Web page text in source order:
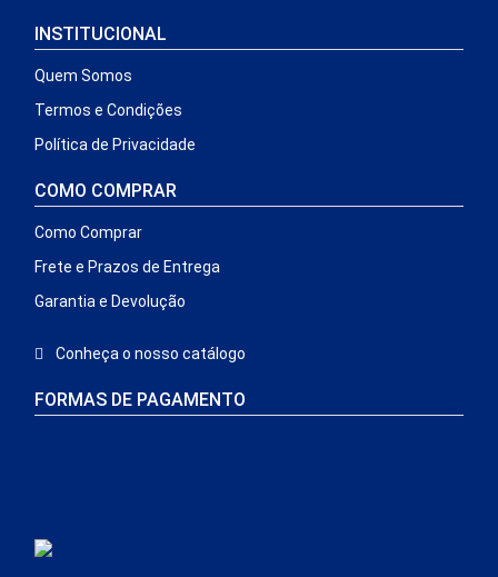
INSTITUCIONAL
Quem Somos
Termos e Condições
Política de Privacidade
COMO COMPRAR
Como Comprar
Frete e Prazos de Entrega
Garantia e Devolução
Conheça o nosso catálogo
FORMAS DE PAGAMENTO